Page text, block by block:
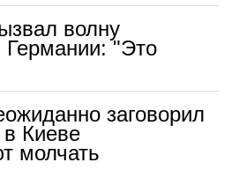
волну
Германии: "Это
заговорил
Киеве
молчать